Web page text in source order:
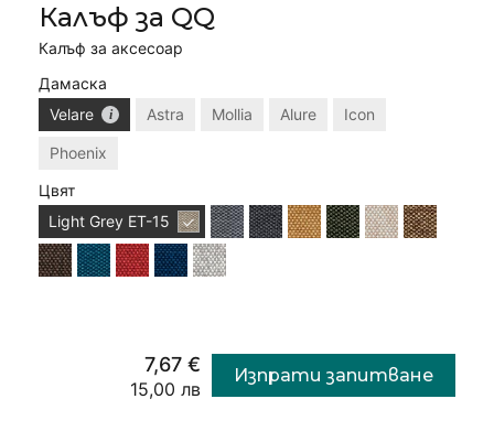
Калъф за QQ
Калъф за аксесоар
Дамаска
Velare
Astra Mollia Alure Icon
Phoenix
Цвят
Light Grey ET-15
7,67 €
15,00 лв
Изпрати запитване